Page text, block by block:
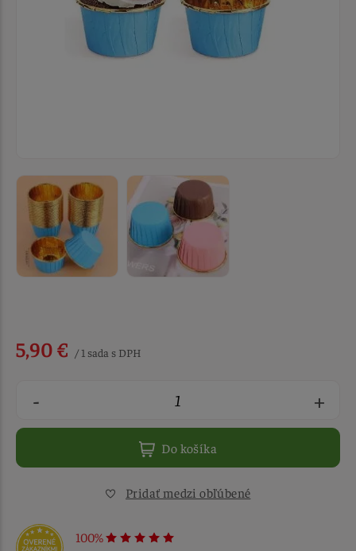
5,90 € / 1 sada s DPH
- +
Do košíka
Pridať medzi obľúbené
100%